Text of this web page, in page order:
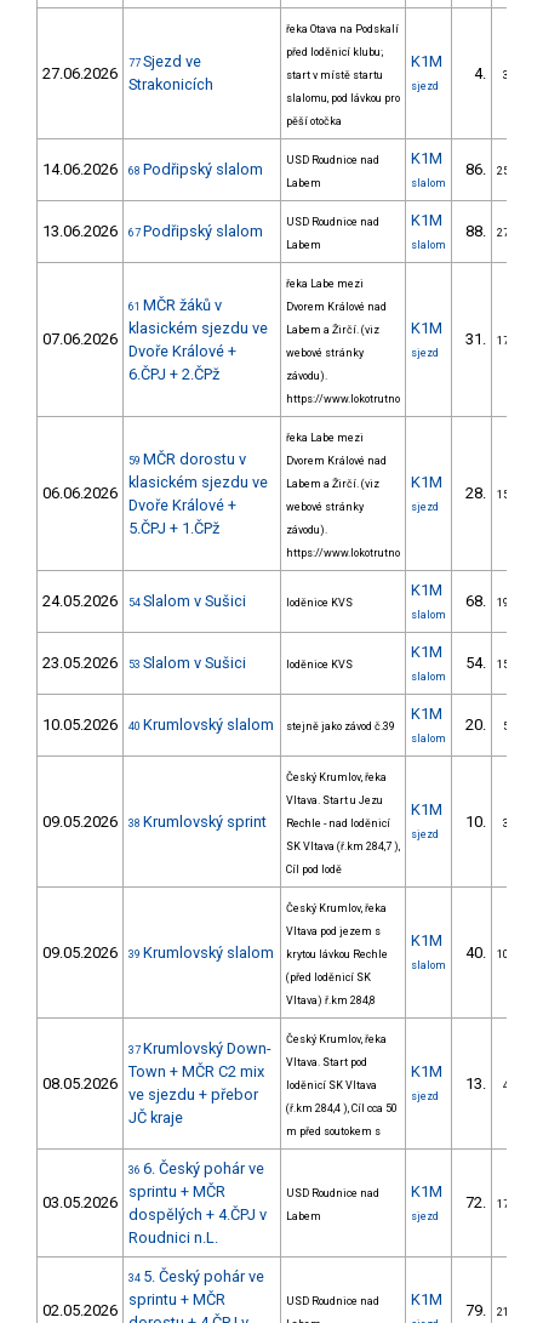
27.06.2026
77 Sjezd ve
Strakonicích
řeka Otava na Podskalí
před loděnicí klubu;
start v místě startu
slalomu, pod lávkou pro
pěší otočka
K1M
sjezd
4. 3/DM
14.06.2026 68 Podřipský slalom
USD Roudnice nad
Labem
K1M
slalom
86. 25/DM
13.06.2026 67 Podřipský slalom
USD Roudnice nad
Labem
K1M
slalom
88. 27/DM
07.06.2026
61 MČR žáků v
klasickém sjezdu ve
Dvoře Králové +
6.ČPJ + 2.ČPž
řeka Labe mezi
Dvorem Králové nad
Labem a Žirčí. (viz
webové stránky
závodu).
https://www.lokotrutno
K1M
sjezd
31. 17/DM
06.06.2026
59 MČR dorostu v
klasickém sjezdu ve
Dvoře Králové +
5.ČPJ + 1.ČPž
řeka Labe mezi
Dvorem Králové nad
Labem a Žirčí. (viz
webové stránky
závodu).
https://www.lokotrutno
K1M
sjezd
28. 15/DM
24.05.2026 54 Slalom v Sušici loděnice KVS
K1M
slalom
68. 19/DM
23.05.2026 53 Slalom v Sušici loděnice KVS
K1M
slalom
54. 15/DM
10.05.2026 40 Krumlovský slalom stejně jako závod č.39
K1M
slalom
20. 5/DM
09.05.2026 38 Krumlovský sprint
Český Krumlov, řeka
Vltava. Start u Jezu
Rechle - nad loděnicí
SK Vltava (ř.km 284,7 ),
Cíl pod lodě
K1M
sjezd
10. 3/DM
09.05.2026 39 Krumlovský slalom
Český Krumlov, řeka
Vltava pod jezem s
krytou lávkou Rechle
(před loděnicí SK
Vltava) ř.km 284,8
K1M
slalom
40. 10/DM
08.05.2026
37 Krumlovský Down-
Town + MČR C2 mix
ve sjezdu + přebor
JČ kraje
Český Krumlov, řeka
Vltava. Start pod
loděnicí SK Vltava
(ř.km 284,4 ), Cíl cca 50
m před soutokem s
K1M
sjezd
13. 4/DM
03.05.2026
36 6. Český pohár ve
sprintu + MČR
dospělých + 4.ČPJ v
Roudnici n.L.
USD Roudnice nad
Labem
K1M
sjezd
72. 17/DM
02.05.2026
34 5. Český pohár ve
sprintu + MČR
USD Roudnice nad
K1M
79. 21/DM